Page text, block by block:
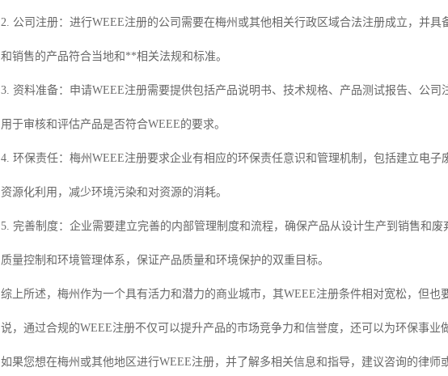
2. 公司注册：进行WEEE注册的公司需要在梅州或其他相关行政区域合法注册成立，并
和销售的产品符合当地和**相关法规和标准。
3. 资料准备：申请WEEE注册需要提供包括产品说明书、技术规格、产品测试报告、公
用于审核和评估产品是否符合WEEE的要求。
4. 环保责任：梅州WEEE注册要求企业有相应的环保责任意识和管理机制，包括建立电
资源化利用，减少环境污染和对资源的消耗。
5. 完善制度：企业需要建立完善的内部管理制度和流程，确保产品从设计生产到销售和
质量控制和环境管理体系，保证产品质量和环境保护的双重目标。
综上所述，梅州作为一个具有活力和潜力的商业城市，其WEEE注册条件相对宽松，但
说，通过合规的WEEE注册不仅可以提升产品的市场竞争力和信誉度，还可以为环保事业
如果您想在梅州或其他地区进行WEEE注册，并了解多相关信息和指导，建议咨询的律师